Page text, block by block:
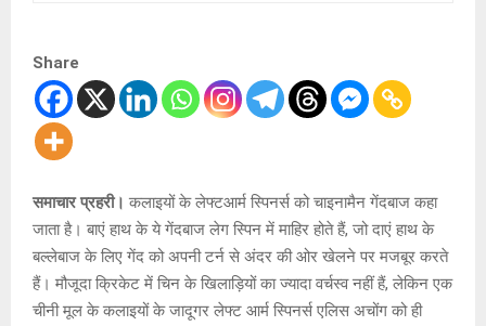
Share
समाचार प्रहरी। कलाइयों के लेफ्टआर्म स्पिनर्स को चाइनामैन गेंदबाज कहा
जाता है। बाएं हाथ के ये गेंदबाज लेग स्पिन में माहिर होते हैं, जो दाएं हाथ के
बल्लेबाज के लिए गेंद को अपनी टर्न से अंदर की ओर खेलने पर मजबूर करते
हैं। मौजूदा क्रिकेट में चिन के खिलाड़ियों का ज्यादा वर्चस्व नहीं हैं, लेकिन एक
चीनी मूल के कलाइयों के जादूगर लेफ्ट आर्म स्पिनर्स एलिस अचोंग को ही